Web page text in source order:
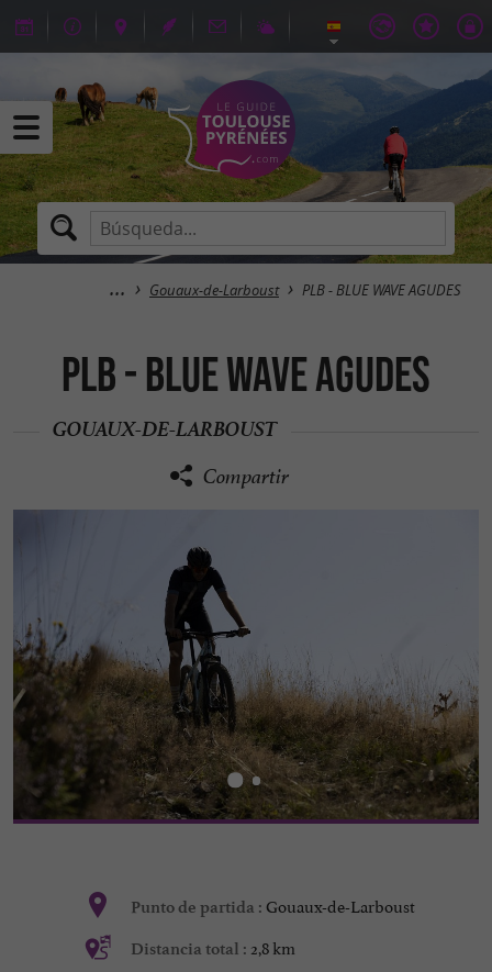
Gouaux-de-Larboust PLB - BLUE WAVE AGUDES
PLB - BLUE WAVE AGUDES
GOUAUX-DE-LARBOUST
Compartir
Punto de partida : Gouaux-de-Larboust
Distancia total : 2,8 km